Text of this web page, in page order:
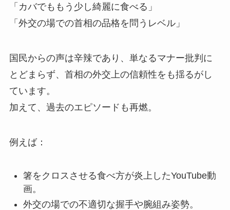
「カバでももう少し綺麗に食べる」
「外交の場での首相の品格を問うレベル」
国民からの声は辛辣であり、単なるマナー批判に
とどまらず、首相の外交上の信頼性をも揺るがし
ています。
加えて、過去のエピソードも再燃。
例えば：
箸をクロスさせる食べ方が炎上したYouTube動
画。
外交の場での不適切な握手や腕組み姿勢。